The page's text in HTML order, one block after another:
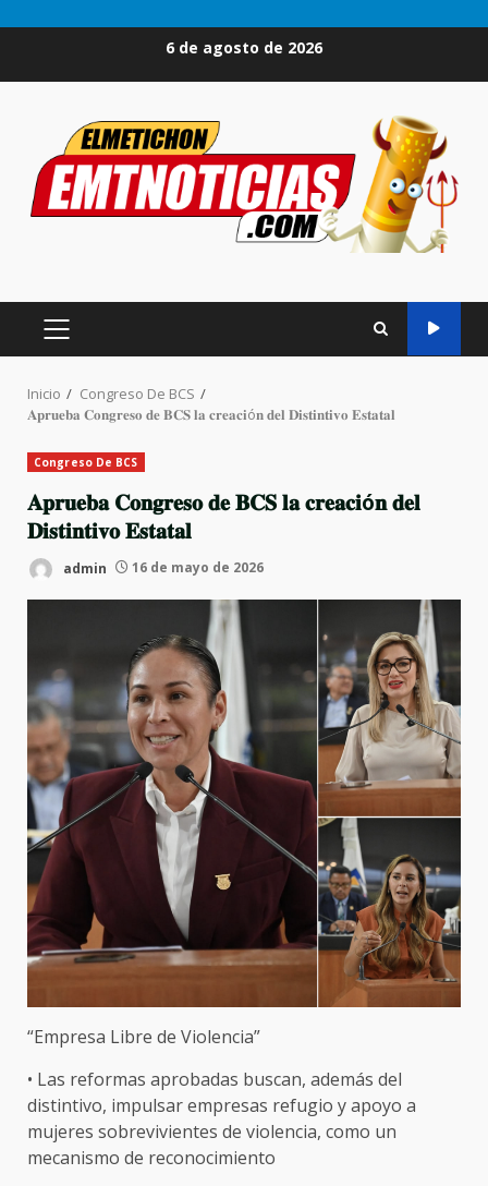
6 de agosto de 2026
MENÚ
PRINCIPAL
Inicio
Congreso De BCS
𝐀𝐩𝐫𝐮𝐞𝐛𝐚 𝐂𝐨𝐧𝐠𝐫𝐞𝐬𝐨 𝐝𝐞 𝐁𝐂𝐒 𝐥𝐚 𝐜𝐫𝐞𝐚𝐜𝐢ó𝐧 𝐝𝐞𝐥 𝐃𝐢𝐬𝐭𝐢𝐧𝐭𝐢𝐯𝐨 𝐄𝐬𝐭𝐚𝐭𝐚𝐥
Congreso De BCS
𝐀𝐩𝐫𝐮𝐞𝐛𝐚 𝐂𝐨𝐧𝐠𝐫𝐞𝐬𝐨 𝐝𝐞 𝐁𝐂𝐒 𝐥𝐚 𝐜𝐫𝐞𝐚𝐜𝐢ó𝐧 𝐝𝐞𝐥
𝐃𝐢𝐬𝐭𝐢𝐧𝐭𝐢𝐯𝐨 𝐄𝐬𝐭𝐚𝐭𝐚𝐥
admin 16 de mayo de 2026
“Empresa Libre de Violencia”
• Las reformas aprobadas buscan, además del
distintivo, impulsar empresas refugio y apoyo a
mujeres sobrevivientes de violencia, como un
mecanismo de reconocimiento